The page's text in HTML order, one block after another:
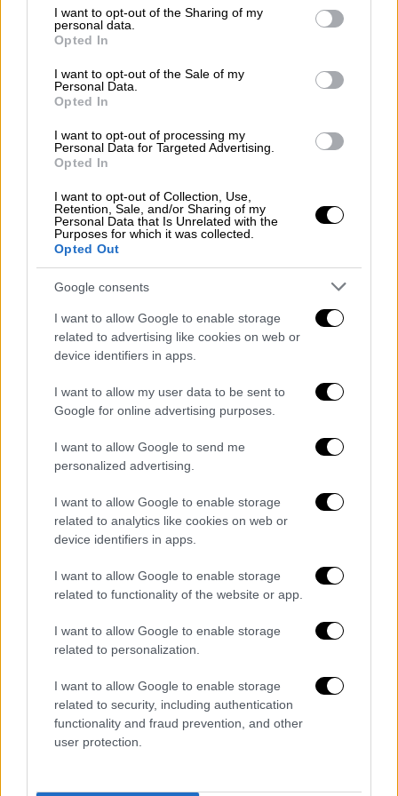
not limited to your visit or usage behaviour. You may click to
grant or deny consent to Google and its third-party tags to
use your data for below specified purposes in below Google
consent section.
I want to opt-out of the Sharing of my
personal data.
Opted In
I want to opt-out of the Sale of my
Personal Data.
Opted In
I want to opt-out of processing my
Personal Data for Targeted Advertising.
Opted In
I want to opt-out of Collection, Use,
Retention, Sale, and/or Sharing of my
Personal Data that Is Unrelated with the
Purposes for which it was collected.
Opted Out
Google consents
I want to allow Google to enable storage
related to advertising like cookies on web or
device identifiers in apps.
I want to allow my user data to be sent to
Google for online advertising purposes.
I want to allow Google to send me
personalized advertising.
I want to allow Google to enable storage
related to analytics like cookies on web or
device identifiers in apps.
I want to allow Google to enable storage
related to functionality of the website or app.
I want to allow Google to enable storage
related to personalization.
I want to allow Google to enable storage
related to security, including authentication
functionality and fraud prevention, and other
user protection.
καταγράφουν ζημιές, λειτουργώντας σε ένα
περιβάλλον που αλλάζει ριζικά και ραγδαία.
Επιπλέον, οι Ευρωπαϊκοί κανόνες δεν
επιτρέπουν πλέον καμία κρατική ενίσχυση.
Αν δεν ληφθούν τώρα οι απαραίτητες
εννέα μήνες οι συνέπειες θα είναι μη
αναστρέψιμες – απειλώντας τη
βιωσιμότητα των ΕΛΤΑ.
Μπροστά σε αυτή την πραγματικότητα, η
διοίκηση επιλέγει να δράσει με ευθύνη και
ρεαλισμό. Ο μετασχηματισμός που
εφαρμόζεται δεν έχει στόχο τη συρρίκνωση,
αλλά τη διάσωση και την αναγέννηση των
ΕΛΤΑ ως μια σύγχρονη, αποδοτική εταιρεία
υπηρεσιών.
Αντιμετωπίζονται χρόνια φαινόμενα
εργαζομένους χωρίς ουσιαστικό
αντικείμενο, ενώ ταυτόχρονα έλειπαν εκεί
όπου υπήρχε πραγματική ανάγκη. Με το νέο
πλάνο, αυτοί οι πόροι επανατοποθετούνται
στο έργο της διανομής και της
εξυπηρέτησης του πελάτη – εκεί όπου
χτίζεται καθημερινά η αξιοπιστία και η
Τίποτα από όλα αυτά δεν αναιρεί τον
κοινωνικό ρόλο της εταιρείας. Αντίθετα,
τον ενισχύει μέσα από νέα εργαλεία και
τεχνολογία. Οι υπηρεσίες που κάποτε
απαιτούσαν φυσική παρουσία στο
του πολίτη, μέσω του προγράμματος «ΕΛΤΑ